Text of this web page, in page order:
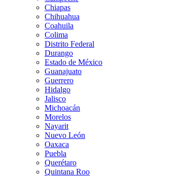
Chiapas
Chihuahua
Coahuila
Colima
Distrito Federal
Durango
Estado de México
Guanajuato
Guerrero
Hidalgo
Jalisco
Michoacán
Morelos
Nayarit
Nuevo León
Oaxaca
Puebla
Querétaro
Quintana Roo